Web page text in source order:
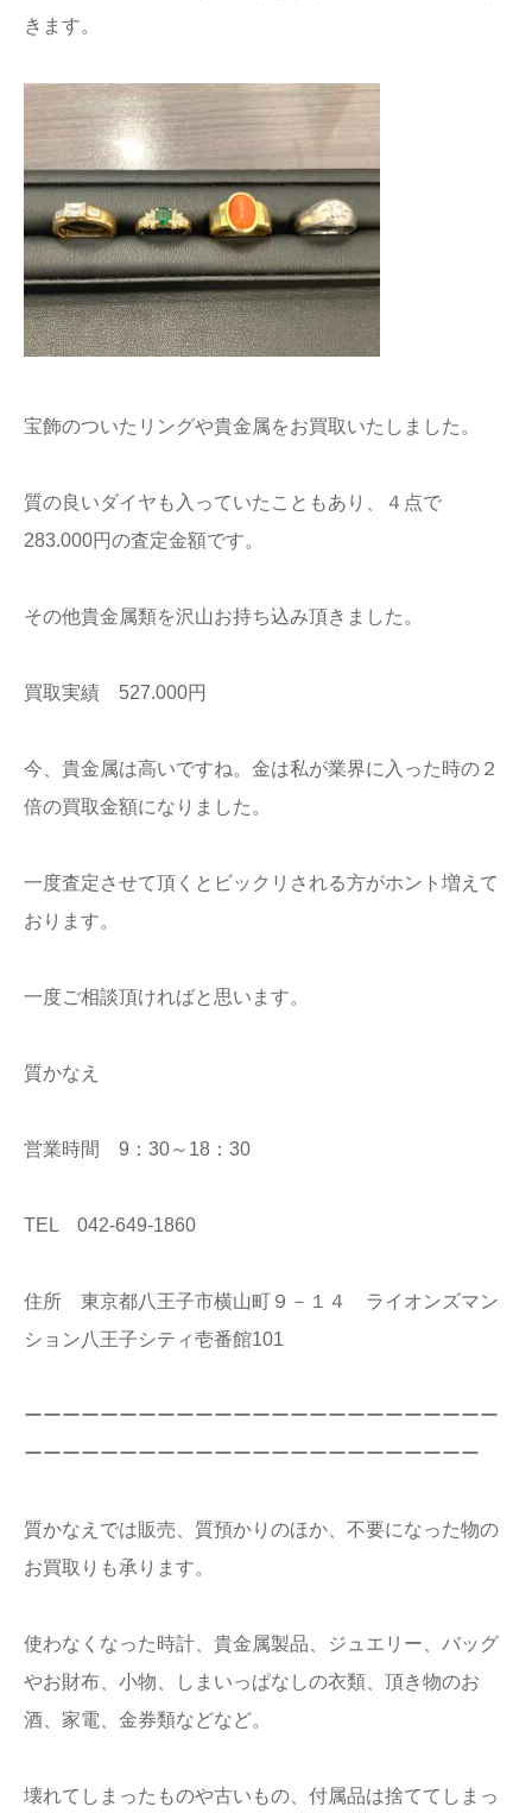
きます。
宝飾のついたリングや貴金属をお買取いたしました。
質の良いダイヤも入っていたこともあり、４点で
283.000円の査定金額です。
その他貴金属類を沢山お持ち込み頂きました。
買取実績 527.000円
今、貴金属は高いですね。金は私が業界に入った時の２
倍の買取金額になりました。
一度査定させて頂くとビックリされる方がホント増えて
おります。
一度ご相談頂ければと思います。
質かなえ
営業時間 9：30～18：30
TEL 042-649-1860
住所 東京都八王子市横山町９－１４ ライオンズマン
ション八王子シティ壱番館101
ーーーーーーーーーーーーーーーーーーーーーーーーー
ーーーーーーーーーーーーーーーーーーーーーーーー
質かなえでは販売、質預かりのほか、不要になった物の
お買取りも承ります。
使わなくなった時計、貴金属製品、ジュエリー、バッグ
やお財布、小物、しまいっぱなしの衣類、頂き物のお
酒、家電、金券類などなど。
壊れてしまったものや古いもの、付属品は捨ててしまっ